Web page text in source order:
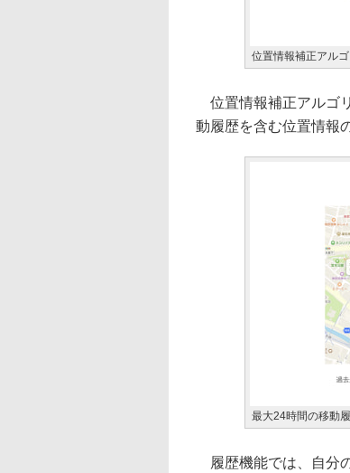
位置情報補正アル
位置情報補正アルゴ
動履歴を含む位置情報
最大24時間の移動
履歴機能では、自分